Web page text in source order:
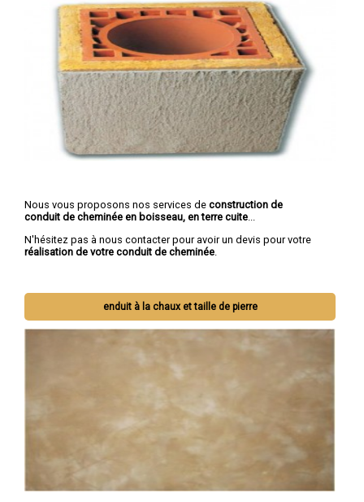
Nous vous proposons nos services de construction de
conduit de cheminée en boisseau, en terre cuite...
N'hésitez pas à nous contacter pour avoir un devis pour votre
réalisation de votre conduit de cheminée.
enduit à la chaux et taille de pierre